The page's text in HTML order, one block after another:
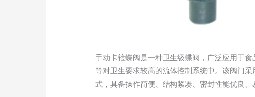
手动卡箍蝶阀是一种卫生级蝶阀，广泛应用于
等对卫生要求较高的流体控制系统中。该阀门
式，具备操作简便、结构紧凑、密封性能优良、